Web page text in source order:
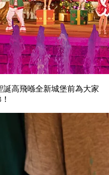
高飛喺全新城堡前為大家